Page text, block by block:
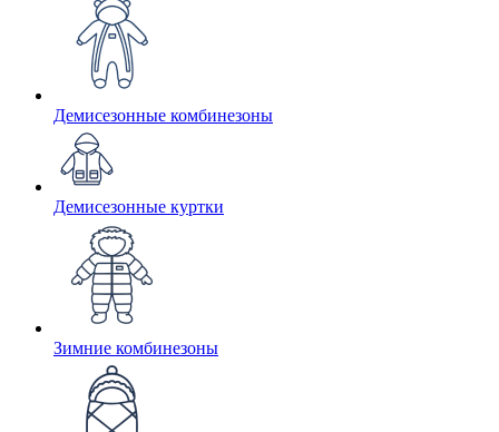
Демисезонные комбинезоны
Демисезонные куртки
Зимние комбинезоны